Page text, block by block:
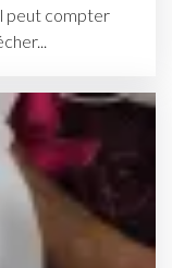
peut compter